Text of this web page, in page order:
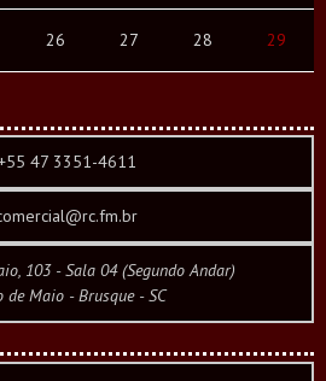
26 27 28 29
47 3351-4611
103 - Sala 04 (Segundo Andar)
de Maio - Brusque - SC